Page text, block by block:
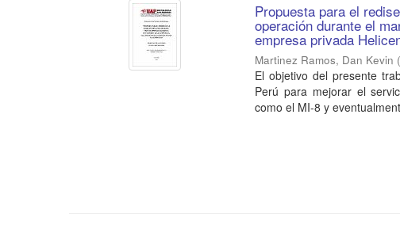
Propuesta para el
operación durante el
empresa privada
Martinez Ramos, Dan Kevin (
El objetivo del presente
Perú para mejorar el
como el MI-8 y